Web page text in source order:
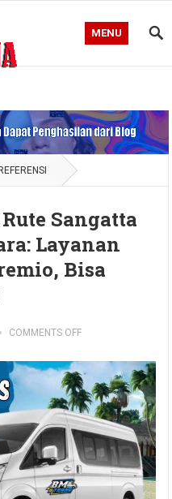
MENU
REFERENSI
Sangatta
Layanan
Bisa
COMMENTS OFF